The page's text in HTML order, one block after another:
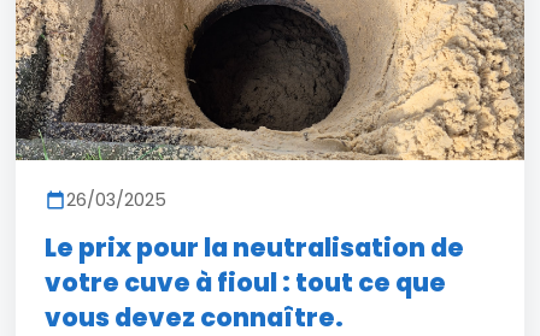
26/03/2025
Le prix pour la neutralisation de
votre cuve à fioul : tout ce que
vous devez connaître.